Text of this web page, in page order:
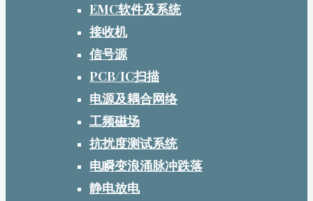
EMC软件及系统
接收机
信号源
PCB/IC扫描
电源及耦合网络
工频磁场
抗扰度测试系统
电瞬变浪涌脉冲跌落
静电放电